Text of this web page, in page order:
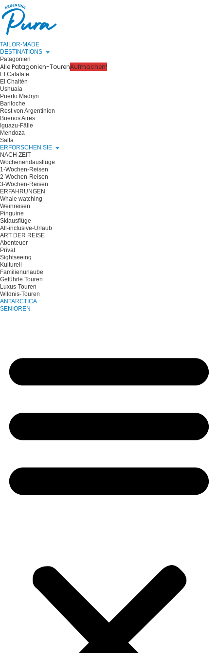
TAILOR-MADE
DESTINATIONS
Patagonien
Alle Patagonien-TourenAufmachen!
El Calafate
El Chaltén
Ushuaia
Puerto Madryn
Bariloche
Rest von Argentinien
Buenos Aires
Iguazu-Fälle
Mendoza
Salta
ERFORSCHEN SIE
NACH ZEIT
Wochenendausflüge
1-Wochen-Reisen
2-Wochen-Reisen
3-Wochen-Reisen
ERFAHRUNGEN
Whale watching
Weinreisen
Pinguine
Skiausflüge
All-inclusive-Urlaub
ART DER REISE
Abenteuer
Privat
Sightseeing
Kulturell
Familienurlaube
Geführte Touren
Luxus-Touren
Wildnis-Touren
ANTARCTICA
SENIOREN